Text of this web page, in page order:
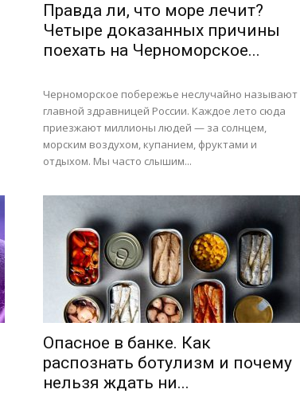
Правда ли, что море лечит?
Четыре доказанных причины
поехать на Черноморское...
Черноморское побережье неслучайно называют
главной здравницей России. Каждое лето сюда
приезжают миллионы людей — за солнцем,
морским воздухом, купанием, фруктами и
отдыхом. Мы часто слышим...
Опасное в банке. Как
распознать ботулизм и почему
нельзя ждать ни...